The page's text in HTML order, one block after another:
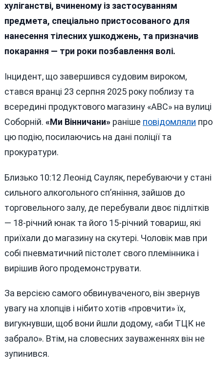
хуліганстві, вчиненому із застосуванням
предмета, спеціально пристосованого для
нанесення тілесних ушкоджень, та призначив
покарання — три роки позбавлення волі.
Інцидент, що завершився судовим вироком,
стався вранці 23 серпня 2025 року поблизу та
всередині продуктового магазину «АВС» на вулиці
Соборній. «Ми Вінничани» раніше повідомляли про
цю подію, посилаючись на дані поліції та
прокуратури.
Близько 10:12 Леонід Сауляк, перебуваючи у стані
сильного алкогольного сп’яніння, зайшов до
торговельного залу, де перебували двоє підлітків
— 18-річний юнак та його 15-річний товариш, які
приїхали до магазину на скутері. Чоловік мав при
собі пневматичний пістолет свого племінника і
вирішив його продемонструвати.
За версією самого обвинуваченого, він звернув
увагу на хлопців і нібито хотів «провчити» їх,
вигукнувши, щоб вони йшли додому, «аби ТЦК не
забрало». Втім, на словесних зауваженнях він не
зупинився.